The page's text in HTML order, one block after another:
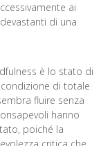
ai
di una
è lo stato di
condizione di totale
fluire senza
hanno
poiché la